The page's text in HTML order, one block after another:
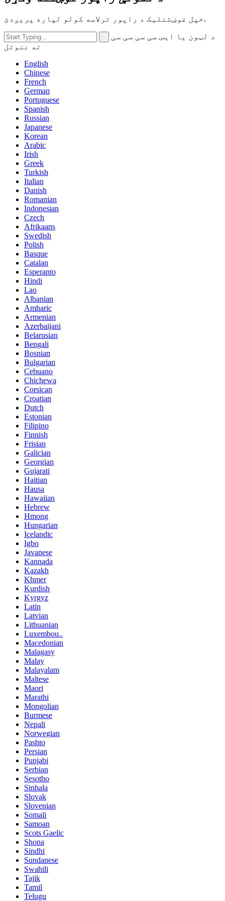
خپل غوښتنلیک د راپور ترلاسه کولو لپاره پریږدئ.
د لټون یا ایس سی سی سی سی
ته ننوتل
English
Chinese
French
German
Portuguese
Spanish
Russian
Japanese
Korean
Arabic
Irish
Greek
Turkish
Italian
Danish
Romanian
Indonesian
Czech
Afrikaans
Swedish
Polish
Basque
Catalan
Esperanto
Hindi
Lao
Albanian
Amharic
Armenian
Azerbaijani
Belarusian
Bengali
Bosnian
Bulgarian
Cebuano
Chichewa
Corsican
Croatian
Dutch
Estonian
Filipino
Finnish
Frisian
Galician
Georgian
Gujarati
Haitian
Hausa
Hawaiian
Hebrew
Hmong
Hungarian
Icelandic
Igbo
Javanese
Kannada
Kazakh
Khmer
Kurdish
Kyrgyz
Latin
Latvian
Lithuanian
Luxembou..
Macedonian
Malagasy
Malay
Malayalam
Maltese
Maori
Marathi
Mongolian
Burmese
Nepali
Norwegian
Pashto
Persian
Punjabi
Serbian
Sesotho
Sinhala
Slovak
Slovenian
Somali
Samoan
Scots Gaelic
Shona
Sindhi
Sundanese
Swahili
Tajik
Tamil
Telugu